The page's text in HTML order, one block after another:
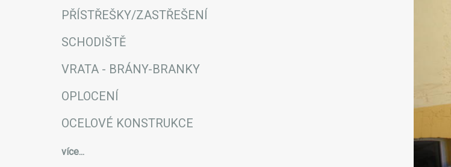
PŘÍSTŘEŠKY/ZASTŘEŠENÍ
SCHODIŠTĚ
VRATA - BRÁNY-BRANKY
OPLOCENÍ
OCELOVÉ KONSTRUKCE
více...